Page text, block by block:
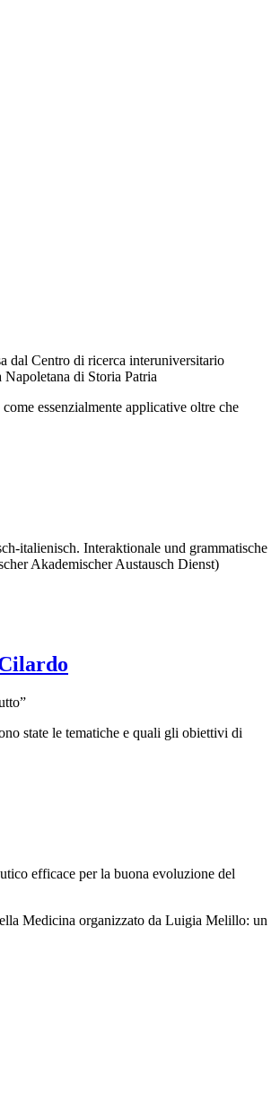
dal Centro di ricerca interuniversitario
di Storia Patria
essenzialmente applicative oltre che
italienisch. Interaktionale und grammatische
Akademischer Austausch Dienst)
state le tematiche e quali gli obiettivi di
efficace per la buona evoluzione del
Medicina organizzato da Luigia Melillo: un